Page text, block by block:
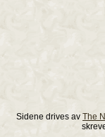
Sidene drives av The